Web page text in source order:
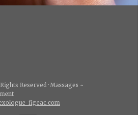
Reserved · Massages ~
figeac.com